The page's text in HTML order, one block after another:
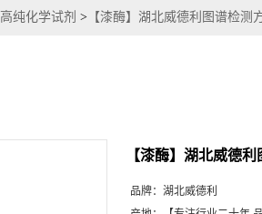
高纯化学试剂 > 【漆酶】湖北威德利图谱检测
【漆酶】湖北威德
品牌： 湖北威德利